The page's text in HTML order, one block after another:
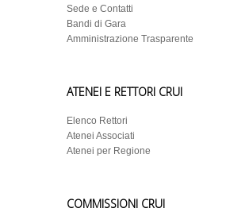
Sede e Contatti
Bandi di Gara
Amministrazione Trasparente
ATENEI E RETTORI CRUI
Elenco Rettori
Atenei Associati
Atenei per Regione
COMMISSIONI CRUI